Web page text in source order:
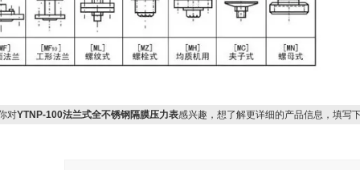
对YTNP-100法兰式全不锈钢隔膜压力表感兴趣，想了解更详细的产品信息，填写